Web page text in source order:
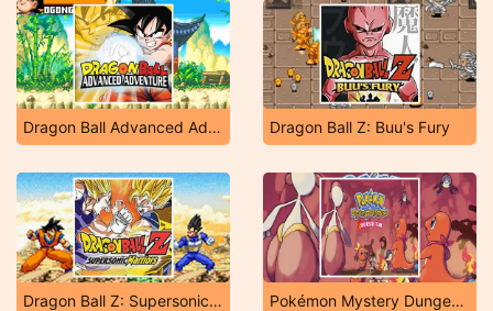
Dragon Ball Advanced Adventure Dragon Ball Z: Buu's Fury
Dragon Ball Z: Supersonic Warriors Pokémon Mystery Dungeon: Red Rescue Team